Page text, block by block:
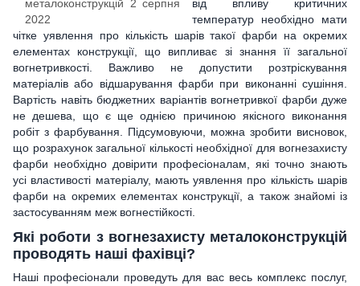
від впливу критичних
температур необхідно мати
чітке уявлення про кількість шарів такої фарби на окремих
елементах конструкції, що випливає зі знання її загальної
вогнетривкості. Важливо не допустити розтріскування
матеріалів або відшарування фарби при виконанні сушіння.
Вартість навіть бюджетних варіантів вогнетривкої фарби дуже
не дешева, що є ще однією причиною якісного виконання
робіт з фарбування. Підсумовуючи, можна зробити висновок,
що розрахунок загальної кількості необхідної для вогнезахисту
фарби необхідно довірити професіоналам, які точно знають
усі властивості матеріалу, мають уявлення про кількість шарів
фарби на окремих елементах конструкції, а також знайомі із
застосуванням меж вогнестійкості.
Які роботи з вогнезахисту металоконструкцій
проводять наші фахівці?
Наші професіонали проведуть для вас весь комплекс послуг,